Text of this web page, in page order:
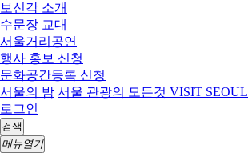
보신각 소개
수문장 교대
서울거리공연
행사 홍보 신청
문화공간등록 신청
서울의 밤 서울 관광의 모든것 VISIT SEOUL
로그인
검색
메뉴열기